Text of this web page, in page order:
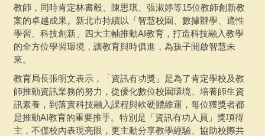
教師，同時肯定林書毅、陳思琪、張淑婷等15位教師創新教
案的卓越成果。新北市持續以「智慧校園、數據辦學、適性
學習、科技創新」四大主軸推動AI教育，打造科技融入教學
的全方位學習環境，讓教育與時俱進，為孩子開啟智慧未
來。
教育局長張明文表示，「資訊有功獎」是為了肯定學校及教
師推動資訊業務的努力，從優化數位校園環境、培養師生資
訊素養，到落實科技融入課程與軟硬體維運，每位獲獎者都
是推動AI教育的重要推手。特別是「資訊有功人員」獎項得
主，不僅校內表現亮眼，更主動分享教學經驗、協助校際共